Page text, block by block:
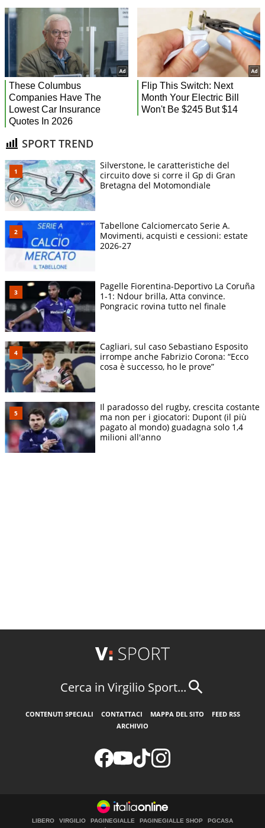
SPORT TREND
Silverstone, le caratteristiche del
circuito dove si corre il Gp di Gran
Bretagna del Motomondiale
Tabellone Calciomercato Serie A.
Movimenti, acquisti e cessioni: estate
2026-27
Pagelle Fiorentina-Deportivo La Coruña
1-1: Ndour brilla, Atta convince.
Pongracic rovina tutto nel finale
Cagliari, sul caso Sebastiano Esposito
irrompe anche Fabrizio Corona: “Ecco
cosa è successo, ho le prove”
Il paradosso del rugby, crescita costante
ma non per i giocatori: Dupont (il più
pagato al mondo) guadagna solo 1,4
milioni all'anno
Cerca in Virgilio Sport...
CONTENUTI SPECIALI CONTATTACI MAPPA DEL SITO
FEED RSS
ARCHIVIO
LIBERO VIRGILIO PAGINEGIALLE PAGINEGIALLE SHOP PGCASA